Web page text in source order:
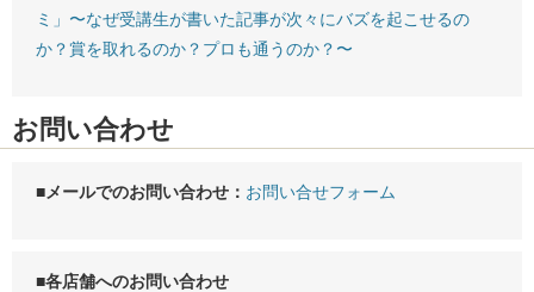
ミ」〜なぜ受講生が書いた記事が次々にバズを起こせるの
か？賞を取れるのか？プロも通うのか？〜
お問い合わせ
■メールでのお問い合わせ： お問い合せフォーム
■各店舗へのお問い合わせ